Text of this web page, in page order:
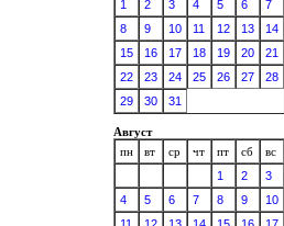
1
2 3 4 5 6
7
8
9 10 11 12 13
14
15
16 17 18 19 20
21
22
23 24 25 26 27
28
29
30 31
Август
пн
вт ср чт пт сб
вс
1
2
3
4
5 6 7 8 9
10